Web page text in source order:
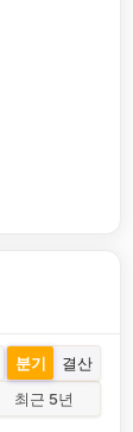
분기
결산
최근 5년